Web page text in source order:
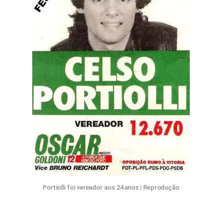
Portiolli foi vereador aos 24 anos | Reprodução